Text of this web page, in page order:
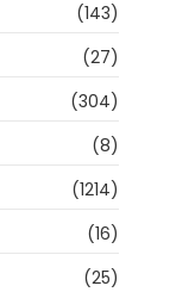
(143)
(27)
(304)
(8)
(1214)
(16)
(25)